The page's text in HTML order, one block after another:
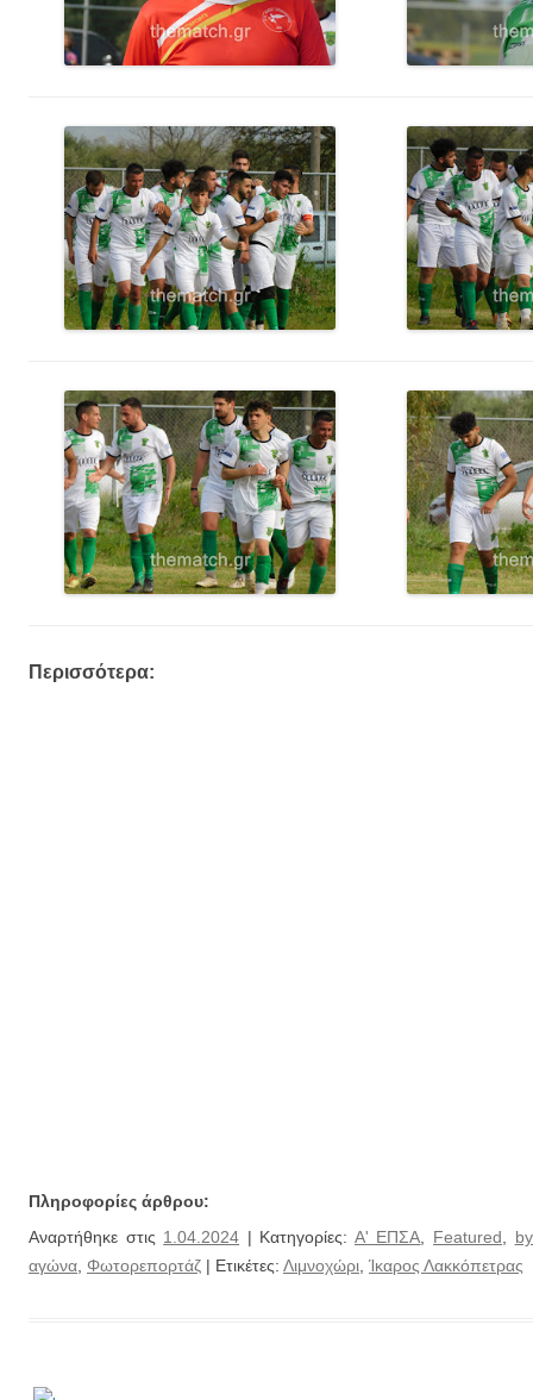
Περισσότερα:
Πληροφορίες άρθρου:
Αναρτήθηκε στις 1.04.2024 | Κατηγορίες: Α' ΕΠΣΑ, Featured,
αγώνα, Φωτορεπορτάζ | Ετικέτες: Λιμνοχώρι, Ίκαρος Λακκόπετρας